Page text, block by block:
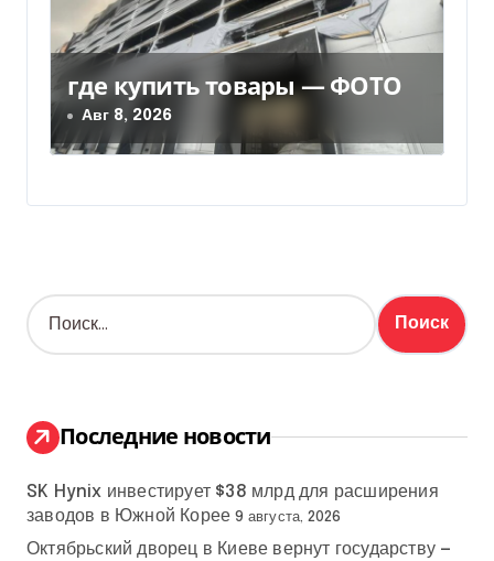
где купить товары — ФОТО
Авг 8, 2026
Н
а
:
Последние новости
SK Hynix инвестирует $38 млрд для расширения
заводов в Южной Корее 9 августа, 2026
Октябрьский дворец в Киеве вернут государству —